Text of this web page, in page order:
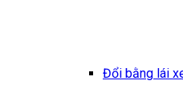
Đổi bằng lái